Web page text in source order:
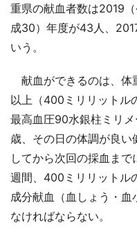
重県の献血者数は2019
成30）年度が43人、
いう。
献血ができるのは、体
以上（400ミリリットル
最高血圧90水銀柱ミリ
歳、その日の体調が良い
してから次回の採血ま
週間、400ミリリットル
成分献血（血しょう・
なければならない。